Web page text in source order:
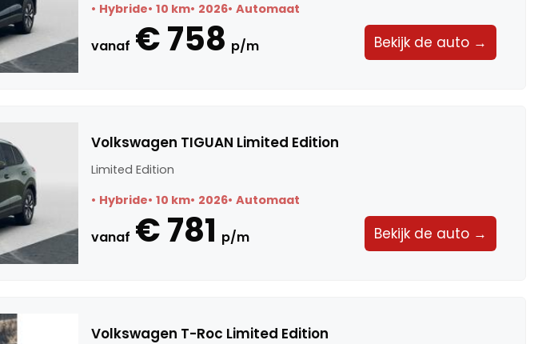
Hybride 10 km 2026 Automaat
vanaf € 758 p/m Bekijk de auto →
Volkswagen TIGUAN Limited Edition
Limited Edition
Hybride 10 km 2026 Automaat
vanaf € 781 p/m Bekijk de auto →
Volkswagen T-Roc Limited Edition